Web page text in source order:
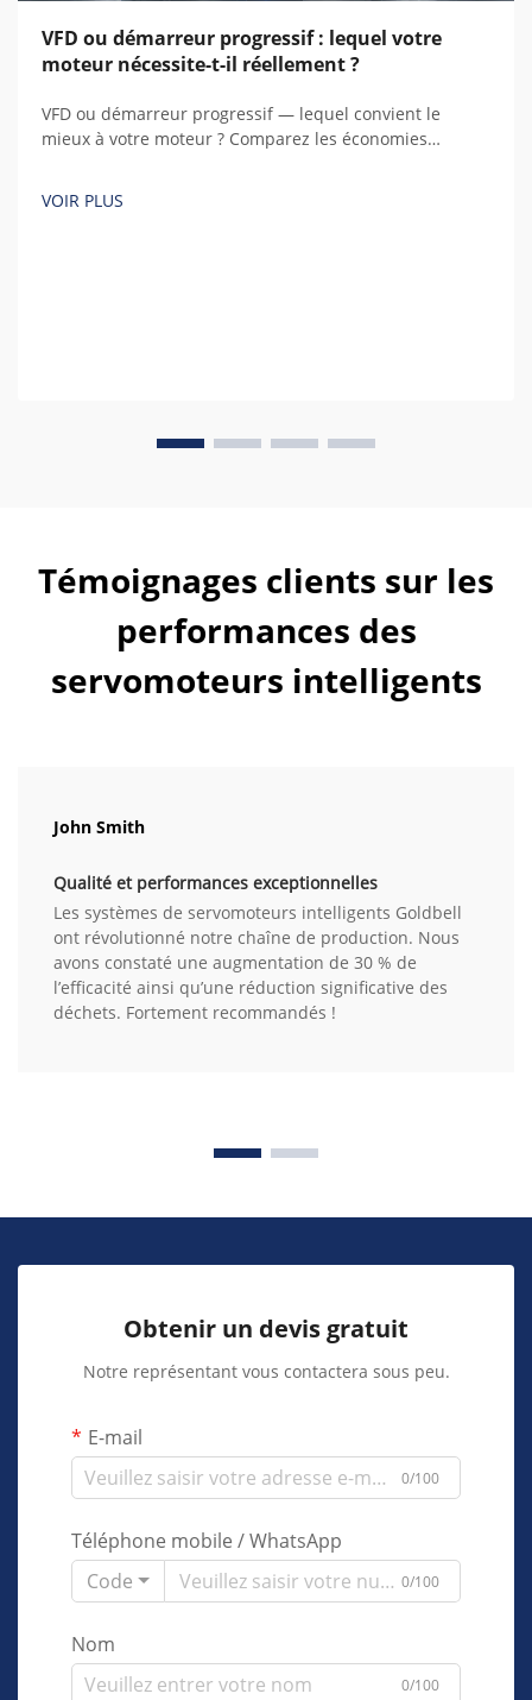
VFD ou démarreur progressif : lequel votre
moteur nécessite-t-il réellement ?
VFD ou démarreur progressif — lequel convient le
mieux à votre moteur ? Comparez les économies
avant d’acheter.
VOIR PLUS
Témoignages clients sur les
performances des
servomoteurs intelligents
John Smith
Qualité et performances exceptionnelles
Les systèmes de servomoteurs intelligents Goldbell
ont révolutionné notre chaîne de production. Nous
avons constaté une augmentation de 30 % de
l’efficacité ainsi qu’une réduction significative des
déchets. Fortement recommandés !
Obtenir un devis gratuit
Notre représentant vous contactera sous peu.
E-mail
0/100
Téléphone mobile / WhatsApp
Code
0/100
Nom
0/100